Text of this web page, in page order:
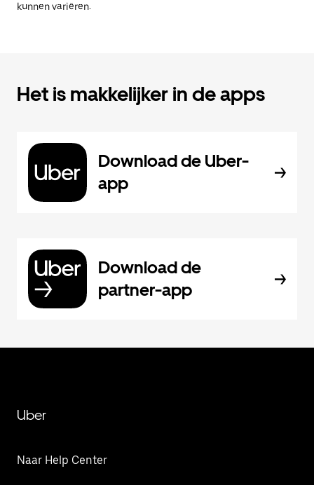
kunnen variëren.
Het is makkelijker in de apps
Download de Uber-
app
Download de
partner-app
Uber
Naar Help Center